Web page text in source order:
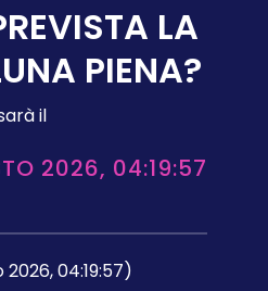
LA
PIENA?
il
2026, 04:19:57
04:19:57)